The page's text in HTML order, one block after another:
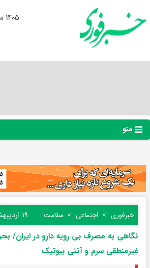
۱۴۰۵ مرداد ۱۸, یکشنبه
منو
خبرفوری اجتماعی سلامت ۱۹ اردیبهشت ۱۴۰۵ ۱۰:۳۴
نگاهی به مصرف بی رویه دارو در ایران/
غیرمنطقی سرم و آنتی بیوتیک